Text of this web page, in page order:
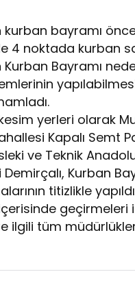
bayramı
4 noktada kurban
Bayramı
yerleri olarak
Kapalı Semt
ve Teknik
Kurban
titizlikle
içerisinde
ilgili tüm